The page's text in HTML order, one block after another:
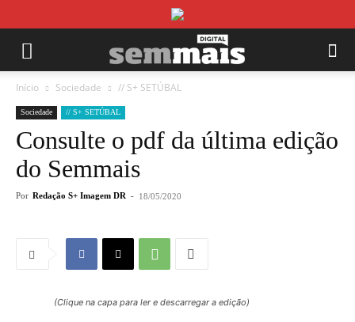
Início Sociedade // S+ SETÚBAL
Sociedade // S+ SETÚBAL
Consulte o pdf da última edição
do Semmais
Por Redação S+ Imagem DR - 18/05/2020
(Clique na capa para ler e descarregar a edição)